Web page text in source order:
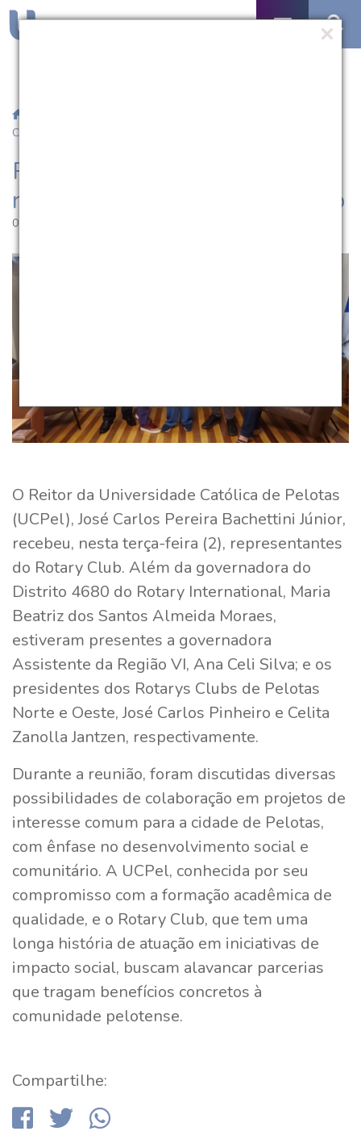
Club
Reitor da UCPel recebe
representantes do Rotary Club
02.12.2025 | 11:55
O Reitor da Universidade Católica de Pelotas
(UCPel), José Carlos Pereira Bachettini Júnior,
recebeu, nesta terça-feira (2), representantes
do Rotary Club. Além da governadora do
Distrito 4680 do Rotary International, Maria
Beatriz dos Santos Almeida Moraes,
estiveram presentes a governadora
Assistente da Região VI, Ana Celi Silva; e os
presidentes dos Rotarys Clubs de Pelotas
Norte e Oeste, José Carlos Pinheiro e Celita
Zanolla Jantzen, respectivamente.
Durante a reunião, foram discutidas diversas
possibilidades de colaboração em projetos de
interesse comum para a cidade de Pelotas,
com ênfase no desenvolvimento social e
comunitário. A UCPel, conhecida por seu
compromisso com a formação acadêmica de
qualidade, e o Rotary Club, que tem uma
longa história de atuação em iniciativas de
impacto social, buscam alavancar parcerias
que tragam benefícios concretos à
comunidade pelotense.
Compartilhe: